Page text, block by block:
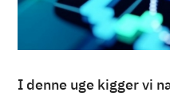
I denne uge kigger vi